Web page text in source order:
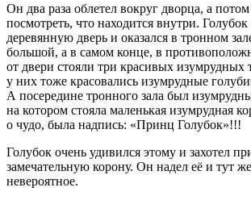
Он два раза облетел вокруг дворца, а потом
посмотреть, что находится внутри.
деревянную дверь и оказался в тронном
большой, а в самом конце, в
от двери стояли три красивых
у них тоже красовались изумрудные
А посередине тронного зала был
на котором стояла маленькая изумрудная
о чудо, была надпись: «Принц Голубок»!!!
Голубок очень удивился этому и захотел
замечательную корону. Он надел её и тут
невероятное.